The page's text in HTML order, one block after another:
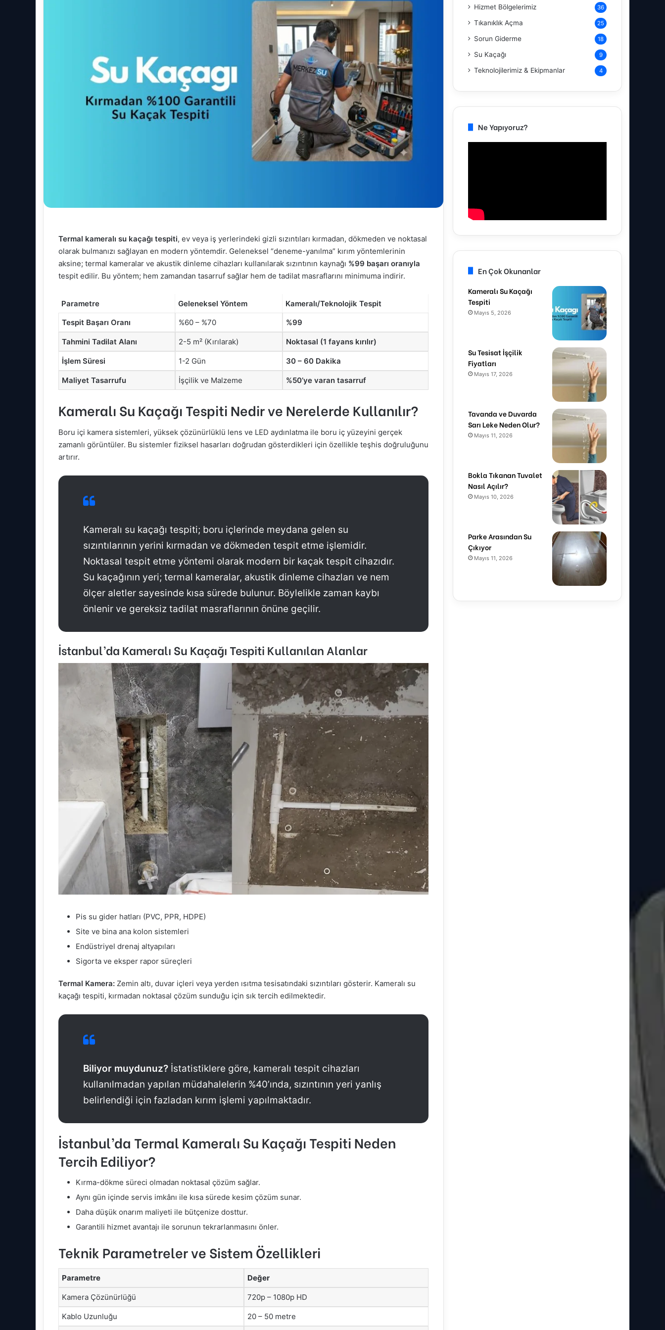
Termal kameralı su kaçağı tespiti, ev veya iş yerlerindeki gizli sızıntıları kırmadan, dökmeden ve noktasal
olarak bulmanızı sağlayan en modern yöntemdir. Geleneksel “deneme-yanılma” kırım yöntemlerinin
aksine; termal kameralar ve akustik dinleme cihazları kullanılarak sızıntının kaynağı %99 başarı oranıyla
tespit edilir. Bu yöntem; hem zamandan tasarruf sağlar hem de tadilat masraflarını minimuma indirir.
Parametre Geleneksel Yöntem
Kameralı/Teknolojik Tespit
Tespit Başarı Oranı
%60 – %70 %99
Tahmini Tadilat Alanı 2-5 m² (Kırılarak) Noktasal (1 fayans kırılır)
İşlem Süresi 1-2 Gün 30 – 60 Dakika
Maliyet Tasarrufu İşçilik ve Malzeme %50’ye varan tasarruf
Kameralı Su Kaçağı Tespiti Nedir ve Nerelerde Kullanılır?
Boru içi kamera sistemleri, yüksek çözünürlüklü lens ve LED aydınlatma ile boru iç yüzeyini gerçek
zamanlı görüntüler. Bu sistemler fiziksel hasarları doğrudan gösterdikleri için özellikle teşhis doğruluğunu
artırır.
Kameralı su kaçağı tespiti; boru içlerinde meydana gelen su
sızıntılarının yerini kırmadan ve dökmeden tespit etme işlemidir.
Noktasal tespit etme yöntemi olarak modern bir kaçak tespit cihazıdır.
Su kaçağının yeri; termal kameralar, akustik dinleme cihazları ve nem
ölçer aletler sayesinde kısa sürede bulunur. Böylelikle zaman kaybı
önlenir ve gereksiz tadilat masraflarının önüne geçilir.
İstanbul’da Kameralı Su Kaçağı Tespiti Kullanılan Alanlar
Pis su gider hatları (PVC, PPR, HDPE)
Site ve bina ana kolon sistemleri
Endüstriyel drenaj altyapıları
Sigorta ve eksper rapor süreçleri
Termal Kamera: Zemin altı, duvar içleri veya yerden ısıtma tesisatındaki sızıntıları gösterir. Kameralı su
kaçağı tespiti, kırmadan noktasal çözüm sunduğu için sık tercih edilmektedir.
Biliyor muydunuz? İstatistiklere göre, kameralı tespit cihazları
kullanılmadan yapılan müdahalelerin %40’ında, sızıntının yeri yanlış
belirlendiği için fazladan kırım işlemi yapılmaktadır.
İstanbul’da Termal Kameralı Su Kaçağı Tespiti Neden
Tercih Ediliyor?
Kırma-dökme süreci olmadan noktasal çözüm sağlar.
Aynı gün içinde servis imkânı ile kısa sürede kesim çözüm sunar.
Daha düşük onarım maliyeti ile bütçenize dosttur.
Garantili hizmet avantajı ile sorunun tekrarlanmasını önler.
Teknik Parametreler ve Sistem Özellikleri
Parametre Değer
Kamera Çözünürlüğü 720p – 1080p HD
Kablo Uzunluğu 20 – 50 metre
Hizmet Bölgelerimiz 36
Tıkanıklık Açma 25
Sorun Giderme 18
Su Kaçağı 9
Teknolojilerimiz & Ekipmanlar 4
Ne Yapıyoruz?
En Çok Okunanlar
Kameralı Su Kaçağı
Tespiti
Mayıs 5, 2026
Su Tesisat İşçilik
Fiyatları
Mayıs 17, 2026
Tavanda ve Duvarda
Sarı Leke Neden Olur?
Mayıs 11, 2026
Bokla Tıkanan Tuvalet
Nasıl Açılır?
Mayıs 10, 2026
Parke Arasından Su
Çıkıyor
Mayıs 11, 2026